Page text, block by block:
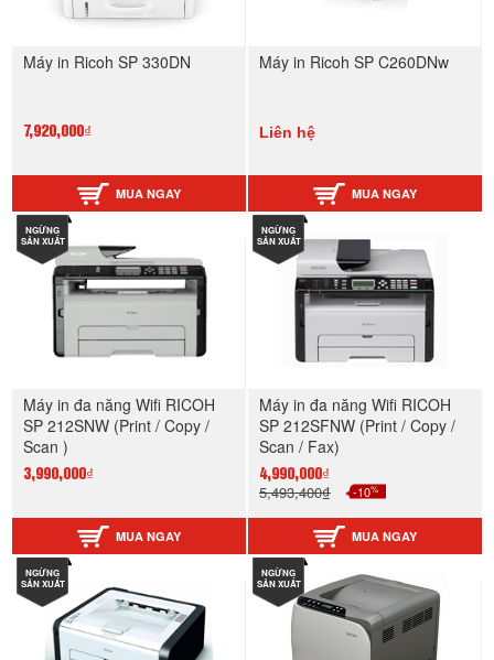
Máy in Ricoh SP 330DN
7,920,000₫
MUA NGAY
Máy in Ricoh SP C260DNw
Liên hệ
MUA NGAY
NGỪNG
SẢN XUẤT
Máy in đa năng Wifi RICOH
SP 212SNW (Print / Copy /
Scan )
3,990,000₫
MUA NGAY
NGỪNG
SẢN XUẤT
Máy in đa năng Wifi RICOH
SP 212SFNW (Print / Copy /
Scan / Fax)
4,990,000₫
5,493,400₫ -10%
MUA NGAY
NGỪNG
SẢN XUẤT
NGỪNG
SẢN XUẤT